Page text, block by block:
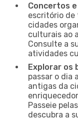
Concertos
escritório de
cidades
culturais ao
Consulte a
atividades
Explorar os
passar o dia
antigas da
Passeie
descubra a